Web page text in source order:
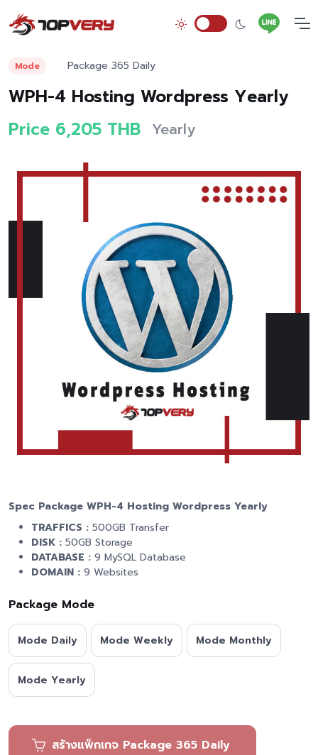
Mode Package 365 Daily
WPH-4 Hosting Wordpress Yearly
Price 6,205 THB Yearly
Spec Package WPH-4 Hosting Wordpress Yearly
TRAFFICS : 500GB Transfer
DISK : 50GB Storage
DATABASE : 9 MySQL Database
DOMAIN : 9 Websites
Package Mode
Mode Daily Mode Weekly Mode Monthly
Mode Yearly
สร้างแพ็กเกจ Package 365 Daily